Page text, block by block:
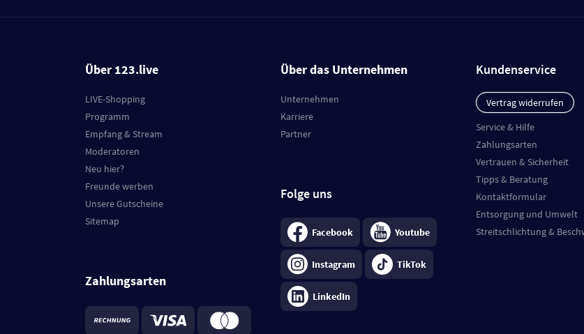
Über 123.live
LIVE-Shopping
Programm
Empfang & Stream
Moderatoren
Neu hier?
Freunde werben
Unsere Gutscheine
Sitemap
Zahlungsarten
Über das Unternehmen
Unternehmen
Karriere
Partner
Folge uns
Facebook Youtube
Instagram TikTok
LinkedIn
Kundenservice
Vertrag widerrufen
Service & Hilfe
Zahlungsarten
Vertrauen & Sicherheit
Tipps & Beratung
Kontaktformular
Entsorgung und Umwelt
Streitschlichtung &